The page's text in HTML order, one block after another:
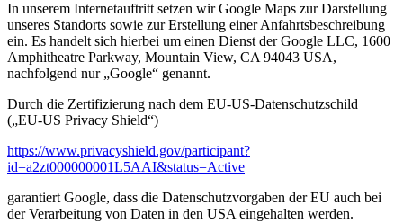
In unserem Internetauftritt setzen wir Google Maps zur Darstellung
unseres Standorts sowie zur Erstellung einer Anfahrtsbeschreibung
ein. Es handelt sich hierbei um einen Dienst der Google LLC, 1600
Amphitheatre Parkway, Mountain View, CA 94043 USA,
nachfolgend nur „Google“ genannt.
Durch die Zertifizierung nach dem EU-US-Datenschutzschild
(„EU-US Privacy Shield“)
https://www.privacyshield.gov/participant?
id=a2zt000000001L5AAI&status=Active
garantiert Google, dass die Datenschutzvorgaben der EU auch bei
der Verarbeitung von Daten in den USA eingehalten werden.